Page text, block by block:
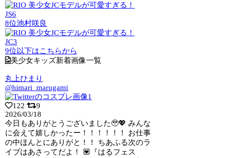
JS6
8位池村咲良
JC3
9位以下はこちらから
美少女キッズ新着画像一覧
丸上ひまり
@himari_marugami
122
9
2026/03/18
今日もありがとうございました🥹💖 みんな
に会えて嬉しかったー！！！！！！ お仕事
の中ほんとにありがと！！ ちあふる次のラ
イブはあさってだよ！ 💟『はるフェス